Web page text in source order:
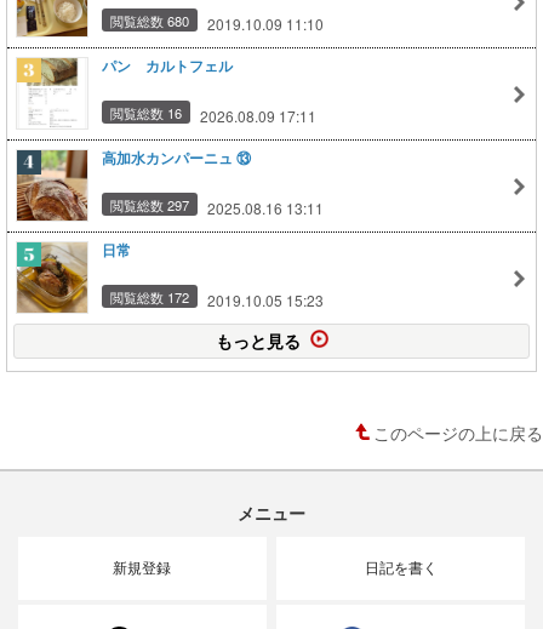
閲覧総数 680 2019.10.09 11:10
パン カルトフェル
閲覧総数 16 2026.08.09 17:11
高加水カンパーニュ ⑬
閲覧総数 297 2025.08.16 13:11
日常
閲覧総数 172 2019.10.05 15:23
もっと見る
このページの上に戻る
メニュー
新規登録 日記を書く